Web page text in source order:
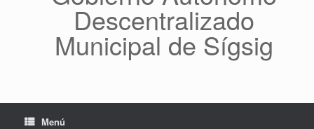
Descentralizado
Municipal de Sígsig
Menú